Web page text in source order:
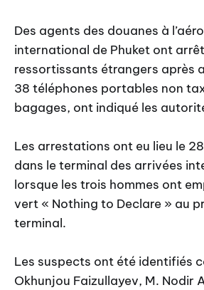
Des agents des douanes à
international de Phuket ont
ressortissants étrangers après
38 téléphones portables non
bagages, ont indiqué les
Les arrestations ont eu lieu le
dans le terminal des arrivées
lorsque les trois hommes ont
vert « Nothing to Declare » au
terminal.
Les suspects ont été identifiés
Okhunjou Faizullayev, M. Nodir